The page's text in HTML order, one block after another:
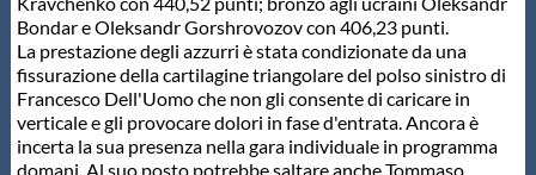
Bondar e Oleksandr Gorshrovozov con 406,23 punti.
La prestazione degli azzurri è stata condizionate da una
fissurazione della cartilagine triangolare del polso sinistro di
Francesco Dell'Uomo che non gli consente di caricare in
verticale e gli provocare dolori in fase d'entrata. Ancora è
incerta la sua presenza nella gara individuale in programma
domani. Al suo posto potrebbe saltare anche Tommaso